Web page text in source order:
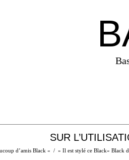
SUR
d’amis Black « / » Il est stylé ce Black« Black